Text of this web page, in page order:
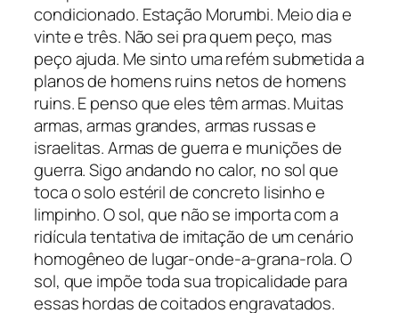
condicionado. Estação Morumbi. Meio dia e
vinte e três. Não sei pra quem peço, mas
peço ajuda. Me sinto uma refém submetida a
planos de homens ruins netos de homens
ruins. E penso que eles têm armas. Muitas
armas, armas grandes, armas russas e
israelitas. Armas de guerra e munições de
guerra. Sigo andando no calor, no sol que
toca o solo estéril de concreto lisinho e
limpinho. O sol, que não se importa com a
ridícula tentativa de imitação de um cenário
homogêneo de lugar-onde-a-grana-rola. O
sol, que impõe toda sua tropicalidade para
essas hordas de coitados engravatados.